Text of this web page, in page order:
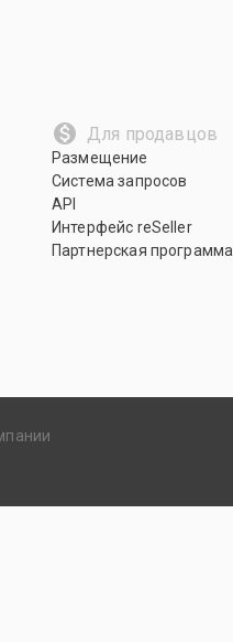
Для продавцов
Размещение
Система запросов
API
Интерфейс reSeller
Партнерская программа